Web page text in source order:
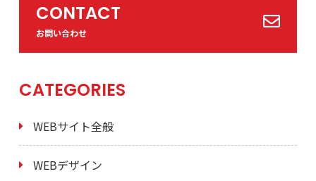
CONTACT
お問い合わせ
CATEGORIES
WEBサイト全般
WEBデザイン